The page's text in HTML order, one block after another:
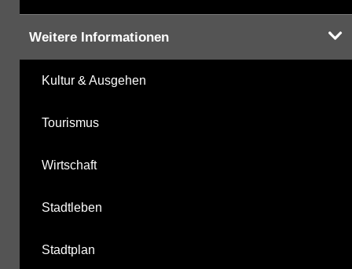
Weitere Informationen
Kultur & Ausgehen
Tourismus
Wirtschaft
Stadtleben
Stadtplan